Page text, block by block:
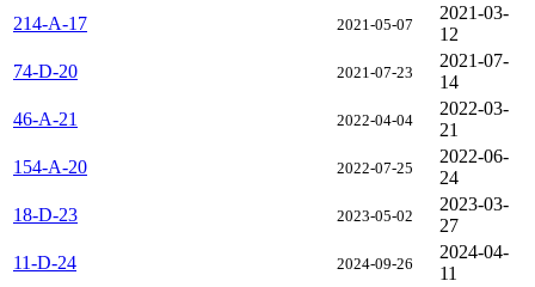
214-A-17
2021-05-07
2021-03-
12
74-D-20
2021-07-23
2021-07-
14
46-A-21
2022-04-04
2022-03-
21
154-A-20
2022-07-25
2022-06-
24
18-D-23
2023-05-02
2023-03-
27
11-D-24
2024-09-26
2024-04-
11